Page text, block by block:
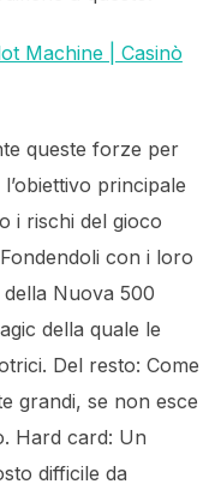
Machine | Casinò
queste forze per
principale
i rischi del gioco
con i loro
Nuova 500
della quale le
Del resto: Come
grandi, se non esce
Hard card: Un
difficile da